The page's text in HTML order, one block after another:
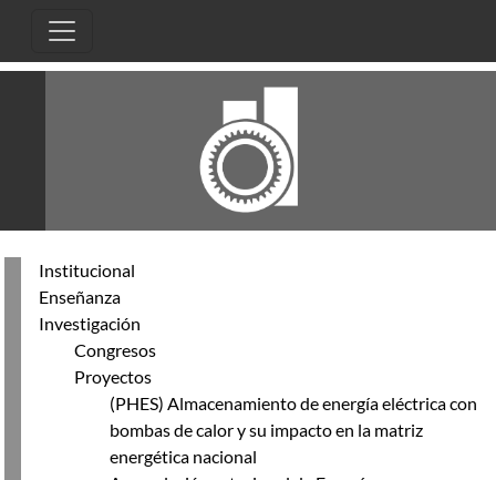
Institucional
Enseñanza
Investigación
Congresos
Proyectos
(PHES) Almacenamiento de energía eléctrica con
bombas de calor y su impacto en la matriz
energética nacional